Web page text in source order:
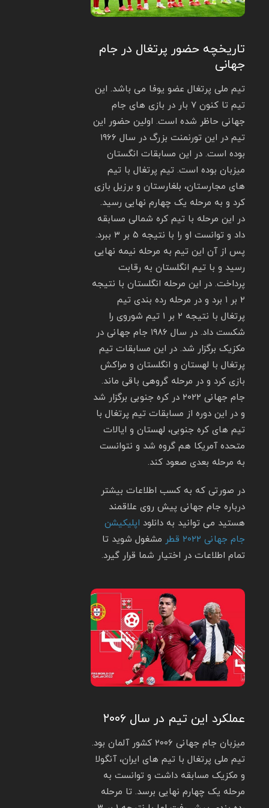
تاریخچه حضور پرتغال در جام
جهانی
تیم ملی پرتغال عضو یوفا می باشد. این
تیم تا کنون ۷ بار در بازی های جام
جهانی حاظر شده است. اولین حضور این
تیم در این تورنمنت بزرگ در سال ۱۹۶۶
بوده است. در این مسابقات انگستان
میزبان بوده است. تیم پرتغال با تیم
های مجارستان، بلغارستان و برزیل بازی
کرد و به مرحله یک چهارم نهایی رسید.
در این مرحله با تیم کره شمالی مسابقه
داد و توانست او را با نتیجه ۵ بر ۳ ببرد.
پس از آن این تیم به مرحله نیمه نهایی
رسید و با تیم انگلستان به رقابت
پرداخت. در این مرحله انگلستان با نتیجه
۲ بر ۱ برد و در مرحله رده بندی تیم
پرتغال با نتیجه ۲ بر ۱ تیم شوروی را
شکست داد. در سال ۱۹۸۶ جام جهانی در
مکزیک برگزار شد. در این مسابقات تیم
پرتغال با لهستان و انگلستان و مراکش
بازی کرد و در مرحله گروهی باقی ماند.
جام جهانی ۲۰۲۲ در کره جنوبی برگزار شد
و در این دوره از مسابقات تیم پرتغال با
تیم های کره جنوبی، لهستان و ایالات
متحده آمریکا هم گروه شد و نتوانست
به مرحله بعدی صعود کند.
در صورتی که به کسب اطلاعات بیشتر
درباره جام جهانی پیش روی علاقمند
هستید می توانید به دانلوداپلیکیشن
جام جهانی ۲۰۲۲ قطر
مشغول شوید تا
تمام اطلاعات در اختیار شما قرار گیرد.
عملکرد این تیم در سال ۲۰۰۶
میزبان جام جهانی ۲۰۰۶ کشور آلمان بود.
تیم ملی پرتغال با تیم های ایران، آنگولا
و مکزیک مسابقه داشت و توانست به
مرحله یک چهارم نهایی برسد. تا مرحله